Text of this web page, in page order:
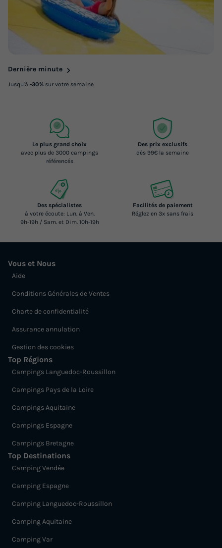
Dernière minute
Jusqu'à -30% sur votre semaine
Le plus grand choix
avec plus de 3000 campings
référencés
Des prix exclusifs
dès 99€ la semaine
Des spécialistes
à votre écoute: Lun. à Ven.
9h-19h / Sam. et Dim. 10h-19h
Facilités de paiement
Réglez en 3x sans frais
Vous et Nous
Aide
Conditions Générales de Ventes
Charte de confidentialité
Assurance annulation
Gestion des cookies
Top Régions
Campings Languedoc-Roussillon
Campings Pays de la Loire
Campings Aquitaine
Campings Espagne
Campings Bretagne
Top Destinations
Camping Vendée
Camping Espagne
Camping Languedoc-Roussillon
Camping Aquitaine
Camping Var